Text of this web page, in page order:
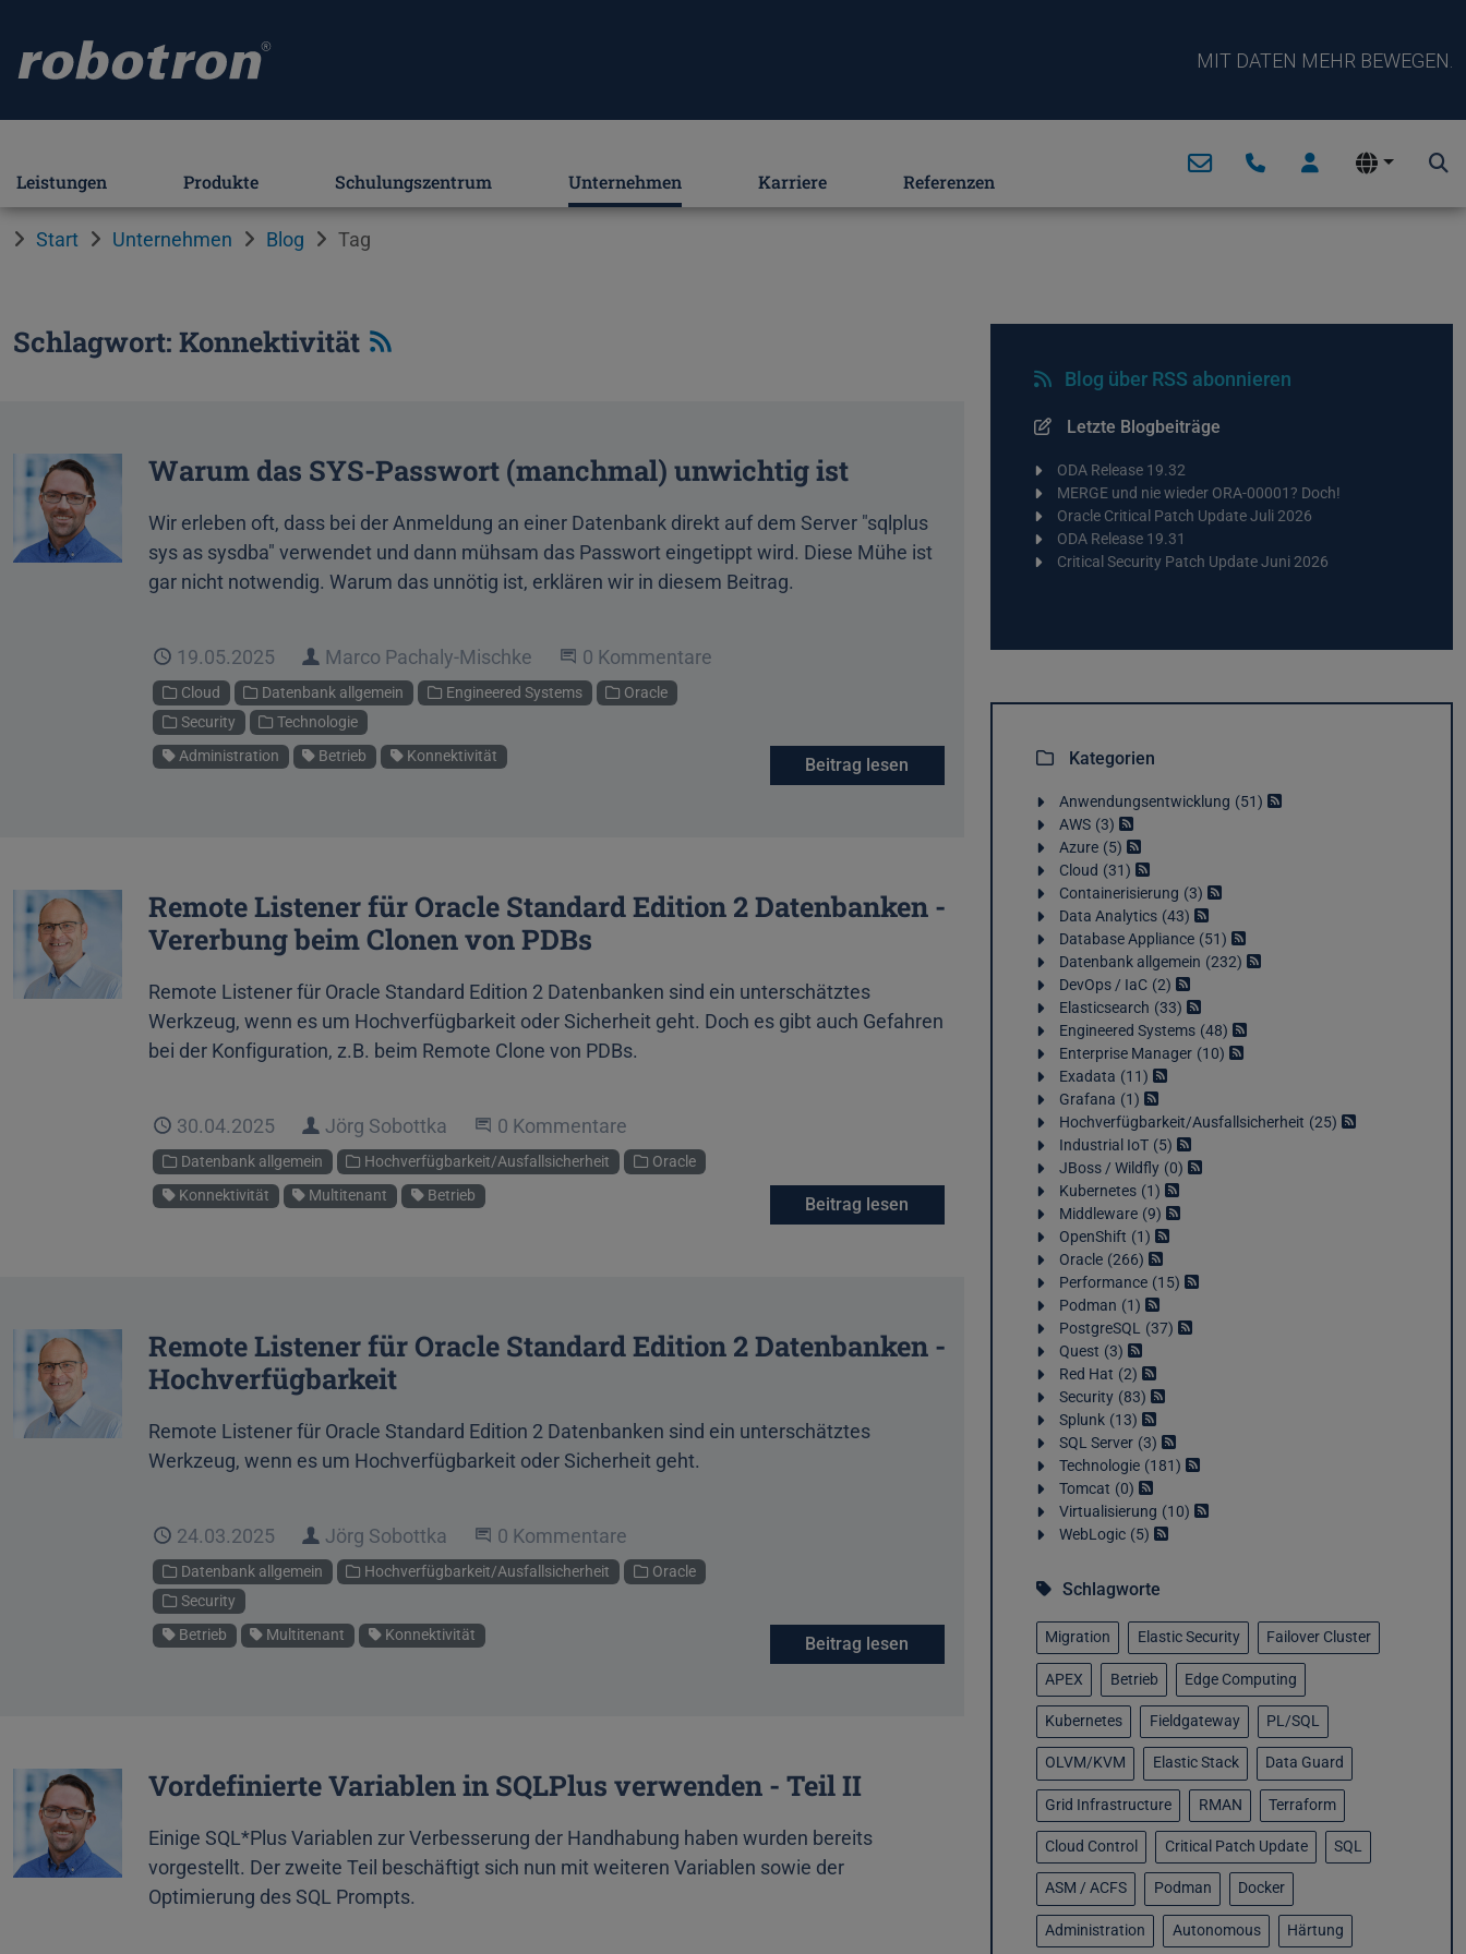
MIT DATEN MEHR BEWEGEN.
Leistungen Produkte Schulungszentrum Unternehmen Karriere Referenzen
Start Unternehmen Blog Tag
Schlagwort: Konnektivität
Warum das SYS-Passwort (manchmal) unwichtig ist
Wir erleben oft, dass bei der Anmeldung an einer Datenbank direkt auf dem Server "sqlplus
sys as sysdba" verwendet und dann mühsam das Passwort eingetippt wird. Diese Mühe ist
gar nicht notwendig. Warum das unnötig ist, erklären wir in diesem Beitrag.
Veröffentlicht
19.05.2025 Autor
Marco Pachaly-Mischke Beginne eine Unterhaltung
0 Kommentare
Kategorien
Cloud Datenbank allgemein Engineered Systems
Oracle
Security
Technologie
Schlagworte
Administration Betrieb Konnektivität Beitrag lesen
Remote Listener für Oracle Standard Edition 2 Datenbanken -
Vererbung beim Clonen von PDBs
Remote Listener für Oracle Standard Edition 2 Datenbanken sind ein unterschätztes
Werkzeug, wenn es um Hochverfügbarkeit oder Sicherheit geht. Doch es gibt auch Gefahren
bei der Konfiguration, z.B. beim Remote Clone von PDBs.
Veröffentlicht
30.04.2025 Autor
Jörg Sobottka Beginne eine Unterhaltung
0 Kommentare
Kategorien
Datenbank allgemein Hochverfügbarkeit/Ausfallsicherheit Oracle
Schlagworte
Konnektivität Multitenant Betrieb Beitrag lesen
Remote Listener für Oracle Standard Edition 2 Datenbanken -
Hochverfügbarkeit
Remote Listener für Oracle Standard Edition 2 Datenbanken sind ein unterschätztes
Werkzeug, wenn es um Hochverfügbarkeit oder Sicherheit geht.
Veröffentlicht
24.03.2025 Autor
Jörg Sobottka Beginne eine Unterhaltung
0 Kommentare
Kategorien
Datenbank allgemein Hochverfügbarkeit/Ausfallsicherheit
Oracle
Security
Schlagworte
Betrieb Multitenant Konnektivität Beitrag lesen
Vordefinierte Variablen in SQLPlus verwenden - Teil II
Einige SQL*Plus Variablen zur Verbesserung der Handhabung haben wurden bereits
vorgestellt. Der zweite Teil beschäftigt sich nun mit weiteren Variablen sowie der
Optimierung des SQL Prompts.
Blog über RSS abonnieren
Letzte Blogbeiträge
ODA Release 19.32
MERGE und nie wieder ORA-00001? Doch!
Oracle Critical Patch Update Juli 2026
ODA Release 19.31
Critical Security Patch Update Juni 2026
Kategorien
Anwendungsentwicklung 51
AWS 3
Azure 5
Cloud
31
Containerisierung 3
Data Analytics 43
Database Appliance 51
Datenbank allgemein 232
DevOps / IaC 2
Elasticsearch 33
Engineered Systems 48
Enterprise Manager 10
Exadata 11
Grafana 1
Hochverfügbarkeit/Ausfallsicherheit 25
Industrial IoT 5
JBoss / Wildfly 0
Kubernetes 1
Middleware 9
OpenShift 1
Oracle 266
Performance 15
Podman 1
PostgreSQL 37
Quest 3
Red Hat 2
Security 83
Splunk 13
SQL Server 3
Technologie 181
Tomcat 0
Virtualisierung 10
WebLogic 5
Schlagworte
Migration Elastic Security Failover Cluster
APEX Betrieb Edge Computing
Kubernetes Fieldgateway PL/SQL
OLVM/KVM Elastic Stack Data Guard
Grid Infrastructure RMAN Terraform
Cloud Control Critical Patch Update SQL
ASM / ACFS Podman Docker
Administration Autonomous Härtung